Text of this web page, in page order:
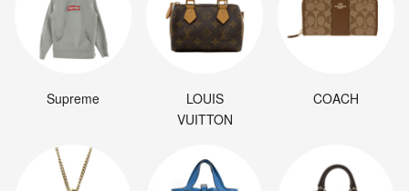
Supreme
LOUIS
VUITTON
COACH